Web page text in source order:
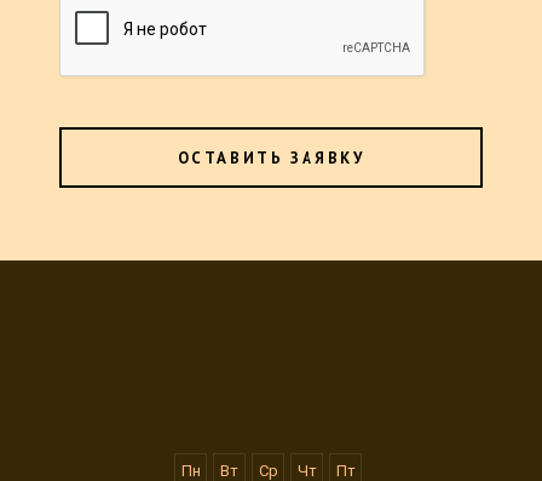
ОСТАВИТЬ ЗАЯВКУ
Заполните короткую анкету и дождитесь
Пн Вт Ср Чт Пт